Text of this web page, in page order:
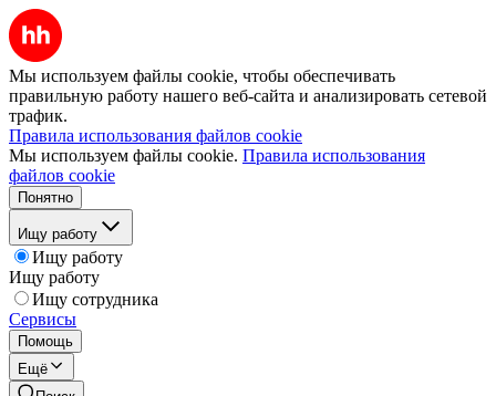
Мы используем файлы cookie, чтобы обеспечивать
правильную работу нашего веб-сайта и анализировать сетевой
трафик.
Правила использования файлов cookie
Мы используем файлы cookie. Правила использования
файлов cookie
Понятно
Ищу работу
Ищу работу
Ищу работу
Ищу сотрудника
Сервисы
Помощь
Ещё